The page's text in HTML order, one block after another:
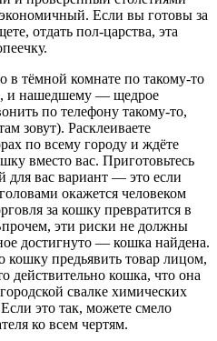
Если вы готовы за
отдать пол-царства, эта
в тёмной комнате по такому-то
и нашедшему — щедрое
по телефону такому-то,
зовут). Расклеиваете
по всему городу и ждёте
вместо вас. Приготовьтесь
для вас вариант — это если
окажется человеком
за кошку превратится в
эти риски не должны
достигнуто — кошка найдена.
предьявить товар лицом,
действительно кошка, что она
свалке химических
это так, можете смело
ко всем чертям.